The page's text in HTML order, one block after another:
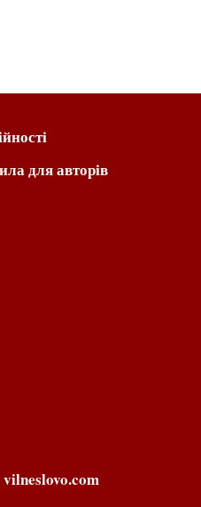
для авторів